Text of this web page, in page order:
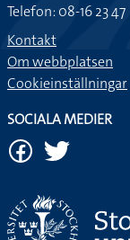
Telefon: 08-16 23 47
Kontakt
Om webbplatsen
Cookieinställningar
SOCIALA MEDIER